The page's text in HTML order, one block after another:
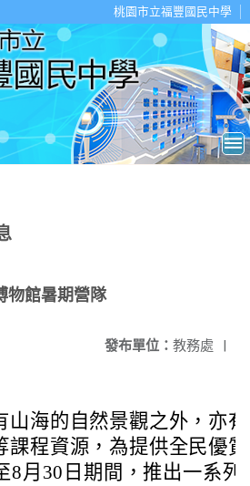
桃園市立福豐國民中學
物館暑期營隊
發布單位： 教務處 |
山海的自然景觀之外，亦
課程資源，為提供全民優
8月30日期間，推出一系